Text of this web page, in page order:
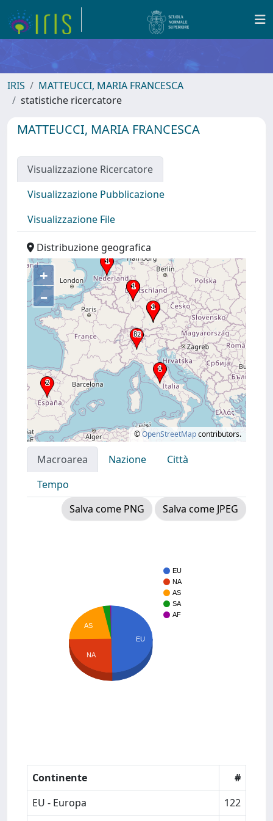
IRIS
MATTEUCCI, MARIA FRANCESCA
statistiche ricercatore
MATTEUCCI, MARIA FRANCESCA
Visualizzazione Ricercatore
Visualizzazione Pubblicazione
Visualizzazione File
Distribuzione geografica
+
–
©OpenStreetMapcontributors.
Macroarea Nazione
Città
Tempo
Salva come PNG
Salva come JPEG
EU
NA
AS
SA
AF
EU
AS
NA
Continente
#
EU - Europa
122